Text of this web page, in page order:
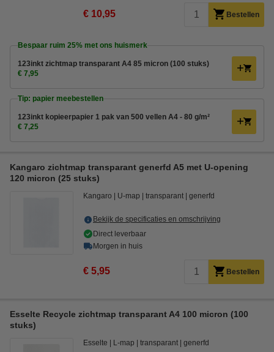
€ 10,95 Bestellen
Bespaar ruim 25% met ons huismerk
123inkt zichtmap transparant A4 85 micron (100 stuks)
€ 7,95
Tip: papier meebestellen
123inkt kopieerpapier 1 pak van 500 vellen A4 - 80 g/m²
€ 7,25
Kangaro zichtmap transparant generfd A5 met U-opening
120 micron (25 stuks)
Kangaro U-map transparant generfd
Bekijk de specificaties en omschrijving
Direct leverbaar
Morgen in huis
€ 5,95 Bestellen
Esselte Recycle zichtmap transparant A4 100 micron (100
stuks)
Esselte L-map transparant generfd